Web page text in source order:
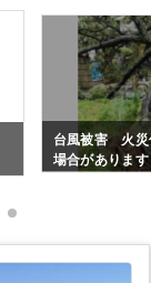
台風被害 火災
場合があります